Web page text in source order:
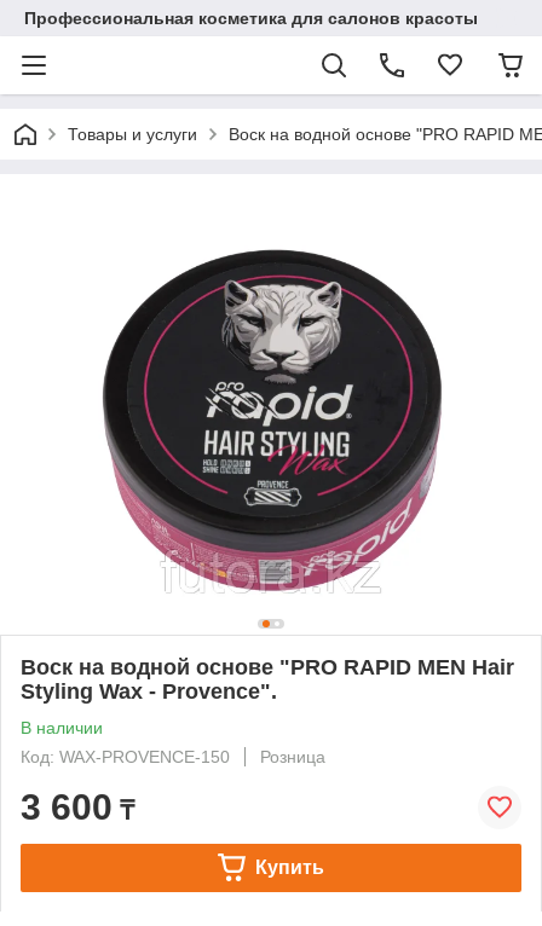
Профессиональная косметика для салонов красоты
Товары и услуги Воск на водной основе "PRO RAPID
Воск на водной основе "PRO RAPID MEN Hair
Styling Wax - Provence".
В наличии
Код: WAX-PROVENCE-150
Розница
3 600 ₸
Купить